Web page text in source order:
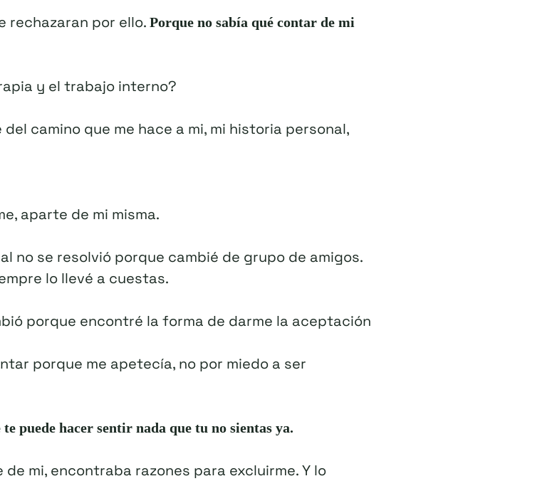
rechazaran por ello. Porque no sabía qué contar de mi
y el trabajo interno?
camino que me hace a mi, mi historia personal,
aparte de mi misma.
no se resolvió porque cambié de grupo de amigos.
lo llevé a cuestas.
porque encontré la forma de darme la aceptación
porque me apetecía, no por miedo a ser
puede hacer sentir nada que tu no sientas ya.
mi, encontraba razones para excluirme. Y lo